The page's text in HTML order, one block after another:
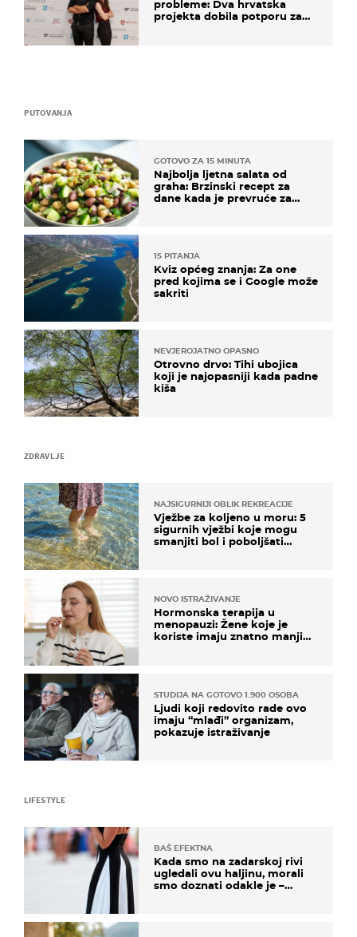
ZDRAVLJE
NAJSIGURNIJI OBLIK REKREACIJE
Vježbe za koljeno u moru: 5
sigurnih vježbi koje mogu
smanjiti bol i poboljšati
NOVO ISTRAŽIVANJE
Hormonska terapija u
menopauzi: Žene koje je
koriste imaju znatno manji
STUDIJA NA GOTOVO 1.900 OSOBA
Ljudi koji redovito rade ovo
imaju “mlađi” organizam,
pokazuje istraživanje
PUTOVANJA
GOTOVO ZA 15 MINUTA
Najbolja ljetna salata od
graha: Brzinski recept za
dane kada je prevruće za
15 PITANJA
Kviz općeg znanja: Za one
pred kojima se i Google može
sakriti
NEVJEROJATNO OPASNO
Otrovno drvo: Tihi ubojica
koji je najopasniji kada padne
kiša
probleme: Dva hrvatska
projekta dobila potporu za
LIFESTYLE
BAŠ EFEKTNA
Kada smo na zadarskoj rivi
ugledali ovu haljinu, morali
smo doznati odakle je –